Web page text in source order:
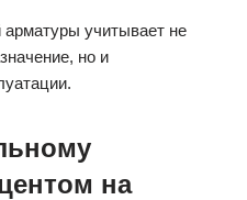
учитывает не
но и
на